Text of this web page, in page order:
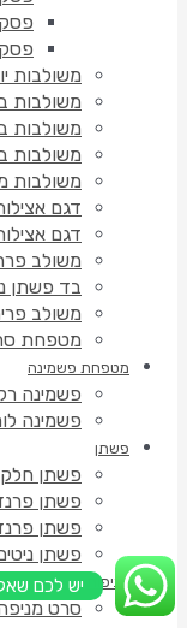
משולבות יום
משולבות בד
משולבות
משולבות
משולבות
דגם אצילות –
דגם אצילות
משולב
בד פשתן
משולב
מטפחת
מטפחת פשמינה
פשמינה
פשמינה
פשתן
פשתן חלק
פשתן
פשתן
פשתן
מניפות
סרט
יש לכם